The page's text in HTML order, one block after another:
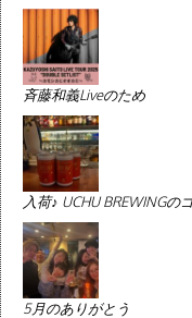
斉藤和義Liveのため
入荷♪ UCHU BREWINGの
5月のありがとう